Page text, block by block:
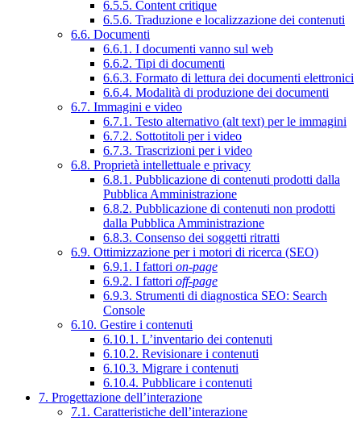
6.5.5. Content critique
6.5.6. Traduzione e localizzazione dei contenuti
6.6. Documenti
6.6.1. I documenti vanno sul web
6.6.2. Tipi di documenti
6.6.3. Formato di lettura dei documenti elettronici
6.6.4. Modalità di produzione dei documenti
6.7. Immagini e video
6.7.1. Testo alternativo (alt text) per le immagini
6.7.2. Sottotitoli per i video
6.7.3. Trascrizioni per i video
6.8. Proprietà intellettuale e privacy
6.8.1. Pubblicazione di contenuti prodotti dalla
Pubblica Amministrazione
6.8.2. Pubblicazione di contenuti non prodotti
dalla Pubblica Amministrazione
6.8.3. Consenso dei soggetti ritratti
6.9. Ottimizzazione per i motori di ricerca (SEO)
6.9.1. I fattori on-page
6.9.2. I fattori off-page
6.9.3. Strumenti di diagnostica SEO: Search
Console
6.10. Gestire i contenuti
6.10.1. L’inventario dei contenuti
6.10.2. Revisionare i contenuti
6.10.3. Migrare i contenuti
6.10.4. Pubblicare i contenuti
7. Progettazione dell’interazione
7.1. Caratteristiche dell’interazione